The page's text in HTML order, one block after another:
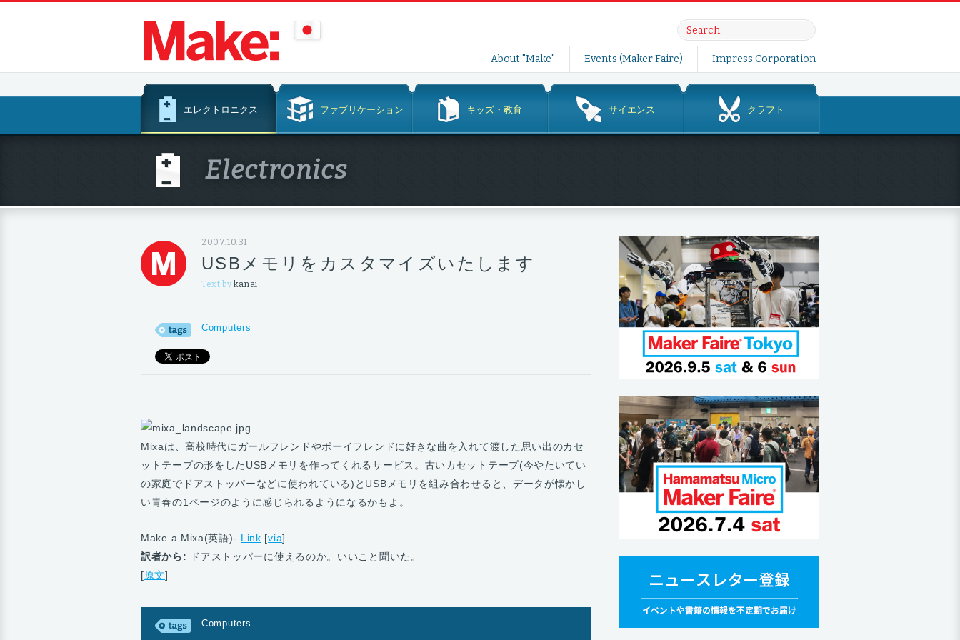
テ
ツ
へ
About "Make" Events (Maker Faire) Impress Corporation
テ
ス
エレクトロニクス ファブリケーション キッズ・教育 サイエンス クラフト
Electronics
2007.10.31
USBメモリをカスタマイズいたします
Text by kanai
Computers
Mixaは、高校時代にガールフレンドやボーイフレンドに好きな曲を入れて渡した思い出のカセ
ットテープの形をしたUSBメモリを作ってくれるサービス。古いカセットテープ(今やたいてい
の家庭でドアストッパーなどに使われている)とUSBメモリを組み合わせると、データが懐かし
い青春の1ページのように感じられるようになるかもよ。
Make a Mixa(英語)- Link [via]
訳者から:
ドアストッパーに使えるのか。いいこと聞いた。
[原文]
Computers